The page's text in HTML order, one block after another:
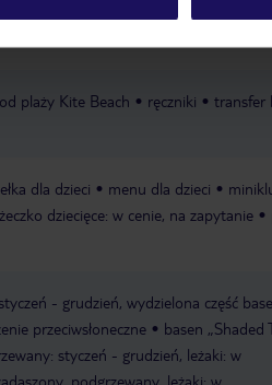
plaży Kite Beach ręczniki
transfer
dla dzieci menu dla dzieci
dziecięce: w cenie, na zapytanie
- grudzień, wydzielona część
przeciwsłoneczne
basen „Shaded
styczeń - grudzień, leżaki: w
podgrzewany, leżaki: w